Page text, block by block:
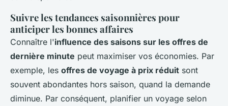
Suivre les tendances saisonnières pour
anticiper les bonnes affaires
Connaître l'influence des saisons sur les offres de
dernière minute peut maximiser vos économies. Par
exemple, les offres de voyage à prix réduit sont
souvent abondantes hors saison, quand la demande
diminue. Par conséquent, planifier un voyage selon